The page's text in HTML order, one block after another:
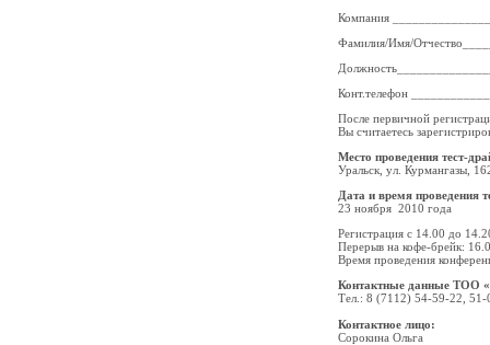
Компания
Фамилия/Имя/
Конт.телефон
После первичной
Вы считаетесь
Место проведения тест-
Уральск, ул. Курмангазы,
Дата и время проведения
23 ноября 2010 года
Регистрация с 14.00 до
Перерыв на кофе-брейк:
Время проведения
Контактные данные ТОО
Тел.: 8 (7112) 54-59-22,
Контактное лицо:
Сорокина Ольга